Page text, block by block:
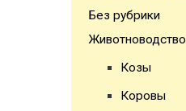
Без рубрики
Животноводство
Козы
Коровы